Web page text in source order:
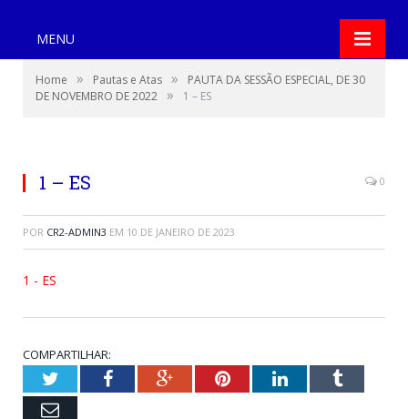
MENU
Home » Pautas e Atas »
PAUTA DA SESSÃO ESPECIAL, DE 30
DE NOVEMBRO DE 2022 » 1 – ES
1 – ES 0
POR CR2-ADMIN3 EM 10 DE JANEIRO DE 2023
1 - ES
COMPARTILHAR:
TwitterFacebookGoogle+PinterestLinkedInTumblr
Email